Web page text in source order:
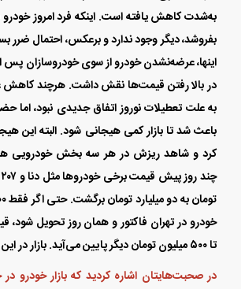
به‌شدت کاهش یافته است. اینکه فرد امروز خودرو
بفروشد، دیگر وجود ندارد و برعکس، احتمال ضرر
اینها، عرضه‌نشدن خودرو از سوی خودروسازان پس
در بالا رفتن قیمت‌ها نقش داشت. هرچند کاهش
به علت تعطیلات نوروز اتفاق جدیدی نبود، اما
باعث شد تا بازار کمی هیجانی شود. البته این
کرد و شاهد ریزش در هر سه بخش خودرویی
تا ۵۰۰ میلیون تومان دیگر پایین می‌آید. بازار در این حد حساس است.
در صحبت‌هایتان اشاره کردید که بازار خودرو